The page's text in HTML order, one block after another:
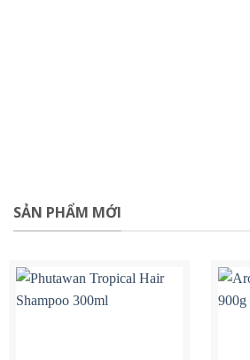
SẢN PHẨM MỚI